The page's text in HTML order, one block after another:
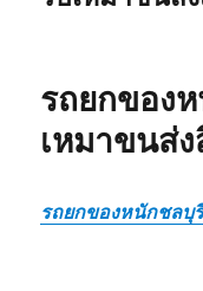
รถยกของ
เหมาขนส่
รถยกของหนักชลบุ